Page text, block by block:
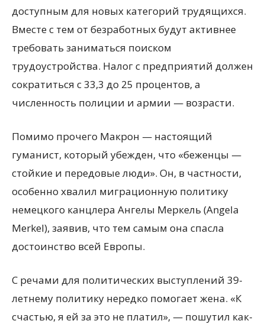
доступным для новых категорий трудящихся.
Вместе с тем от безработных будут активнее
требовать заниматься поиском
трудоустройства. Налог с предприятий должен
сократиться с 33,3 до 25 процентов, а
численность полиции и армии — возрасти.
Помимо прочего Макрон — настоящий
гуманист, который убежден, что «беженцы —
стойкие и передовые люди». Он, в частности,
особенно хвалил миграционную политику
немецкого канцлера Ангелы Меркель (Angela
Merkel), заявив, что тем самым она спасла
достоинство всей Европы.
С речами для политических выступлений 39-
летнему политику нередко помогает жена. «К
счастью, я ей за это не платил», — пошутил как-